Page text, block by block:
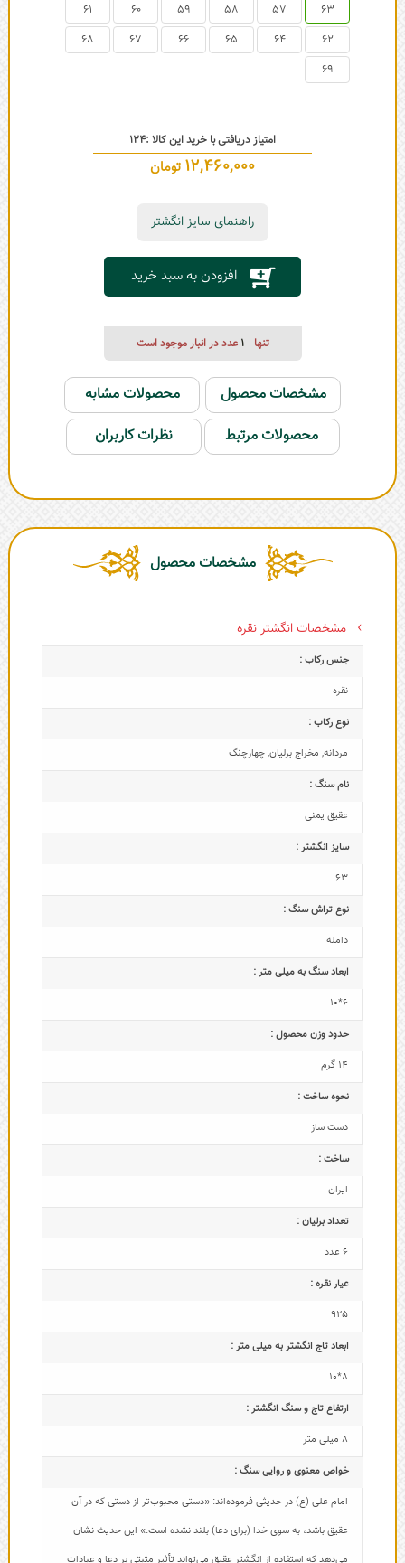
63
57
58
59
60
61
62
64
65
66
67
68
69
امتیاز دریافتی با خرید این کالا :124
12,460,000 تومان
راهنمای سایز انگشتر
افزودن به سبد خرید
تنها 1 عدد در انبار موجود است
مشخصات محصول
محصولات مشابه
محصولات مرتبط
نظرات کاربران
مشخصات محصول
مشخصات انگشتر نقره
جنس رکاب :
نقره
نوع رکاب :
مردانه, مخراج برلیان,چهارچنگ
نام سنگ :
عقیق یمنی
سایز انگشتر :
63
نوع تراش سنگ :
دامله
ابعاد سنگ به میلی متر :
6*10
حدود وزن محصول :
14 گرم
نحوه ساخت :
دست ساز
ساخت :
ایران
تعداد برلیان :
6 عدد
عیار نقره :
925
ابعاد تاج‌ انگشتر به میلی متر :
8*10
ارتفاع تاج و سنگ انگشتر :
8 میلی متر
خواص معنوی و روایی سنگ :
امام علی (ع) در حدیثی فرموده‌اند: «دستی محبوب‌تر از دستی که در آن
عقیق باشد، به سوی خدا (برای دعا) بلند نشده است.» این حدیث نشان
می‌دهد که استفاده از انگشتر عقیق می‌تواند تأثیر مثبتی بر دعا و عبادات